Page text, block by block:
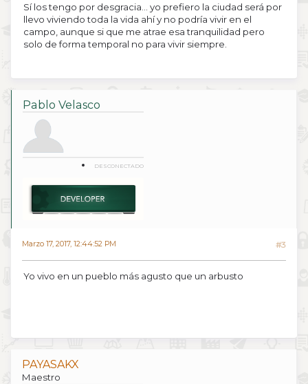
Sí los tengo por desgracia... yo prefiero la ciudad será por
llevo viviendo toda la vida ahí y no podría vivir en el
campo, aunque si que me atrae esa tranquilidad pero
solo de forma temporal no para vivir siempre.
Pablo Velasco
DESCONECTADO
Marzo 17, 2017, 12:44:52 PM #3
Yo vivo en un pueblo más agusto que un arbusto
PAYASAKX
Maestro